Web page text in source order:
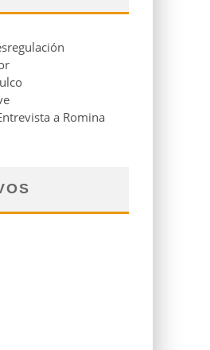
a Romina